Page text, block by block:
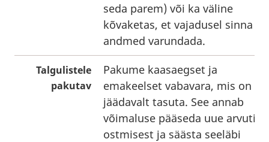
seda parem) või ka väline
kõvaketas, et vajadusel sinna
andmed varundada.
Talgulistele
pakutav
Pakume kaasaegset ja
emakeelset vabavara, mis on
jäädavalt tasuta. See annab
võimaluse pääseda uue arvuti
ostmisest ja säästa seeläbi